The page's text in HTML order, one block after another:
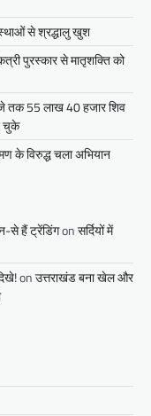
से श्रद्धालु खुश
पुरस्कार से मातृशक्ति को
तक 55 लाख 40 हजार शिव
चुके
के विरुद्ध चला अभियान
से हैं ट्रेंडिंगonसर्दियों में
onउत्तराखंड बना खेल और